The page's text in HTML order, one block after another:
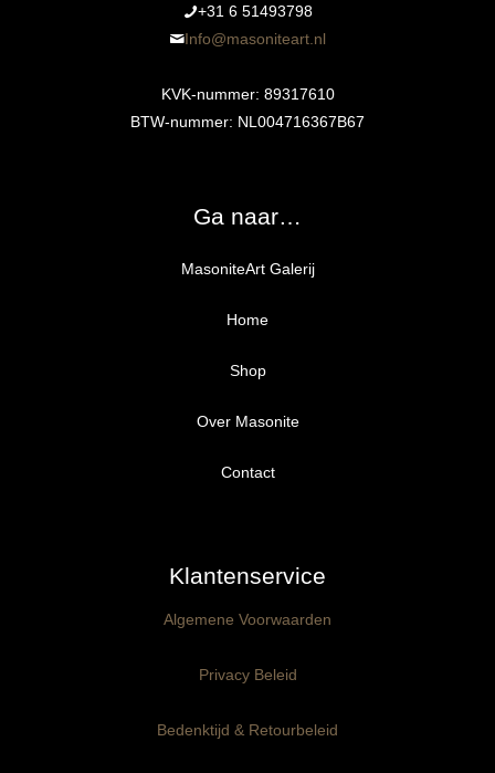
+31 6 51493798‬
Info@masoniteart.nl
KVK-nummer: 89317610
BTW-nummer: NL004716367B67
Ga naar…
MasoniteArt Galerij
Home
Shop
Alle producten
Proefpakket
3mm dik
6mm dik
Kant-en-Klaar panelen
3mm dik
6mm dik
Ophangklaar panelen
Maatwerk
Over Masonite
Contact
Klantenservice
Algemene Voorwaarden
Privacy Beleid
Bedenktijd & Retourbeleid